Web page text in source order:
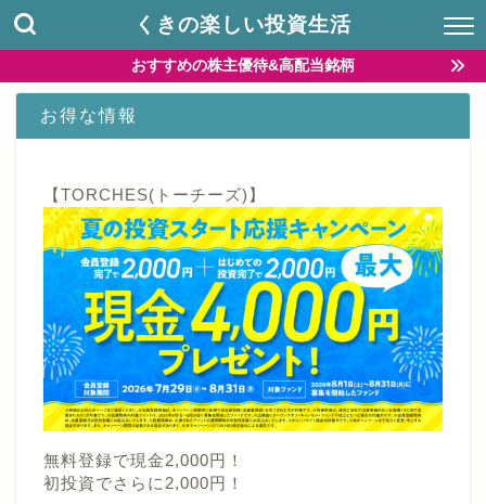
くきの楽しい投資生活
おすすめの株主優待&高配当銘柄
お得な情報
【TORCHES(トーチーズ)】
無料登録で現金2,000円！
初投資でさらに2,000円！